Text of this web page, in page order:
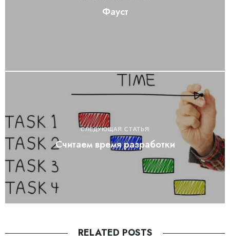
Фауст
СЛЕДУЮЩАЯ СТАТЬЯ
Считаем время разработки
RELATED POSTS